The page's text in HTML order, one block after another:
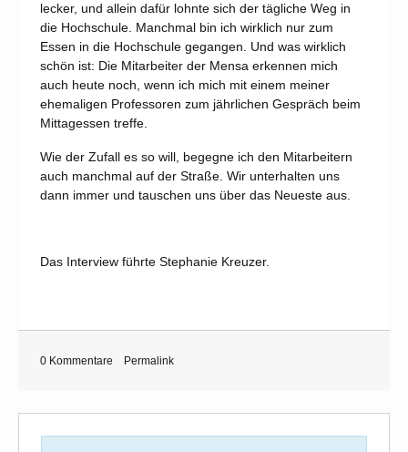
lecker, und allein dafür lohnte sich der tägliche Weg in
die Hochschule. Manchmal bin ich wirklich nur zum
Essen in die Hochschule gegangen. Und was wirklich
schön ist: Die Mitarbeiter der Mensa erkennen mich
auch heute noch, wenn ich mich mit einem meiner
ehemaligen Professoren zum jährlichen Gespräch beim
Mittagessen treffe.
Wie der Zufall es so will, begegne ich den Mitarbeitern
auch manchmal auf der Straße. Wir unterhalten uns
dann immer und tauschen uns über das Neueste aus.
Das Interview führte Stephanie Kreuzer.
0 Kommentare Permalink